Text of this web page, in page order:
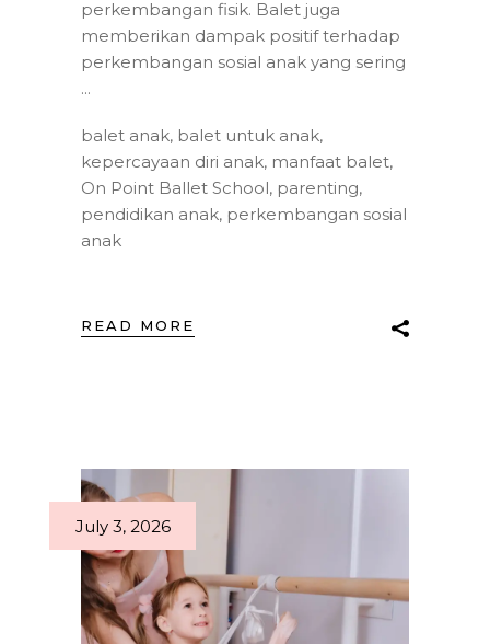
perkembangan fisik. Balet juga
memberikan dampak positif terhadap
perkembangan sosial anak yang sering
balet anak, balet untuk anak,
kepercayaan diri anak, manfaat balet,
On Point Ballet School, parenting,
pendidikan anak, perkembangan sosial
anak
READ MORE
July 3, 2026